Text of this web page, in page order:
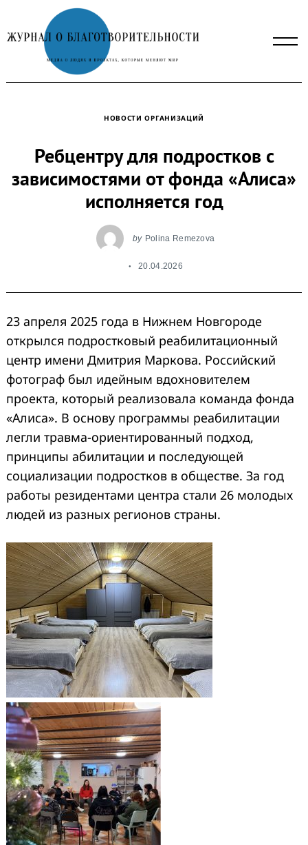
to
content
НОВОСТИ ОРГАНИЗАЦИЙ
Ребцентру для подростков с
зависимостями от фонда «Алиса»
исполняется год
by Polina Remezova
20.04.2026
23 апреля 2025 года в Нижнем Новгороде
открылся подростковый реабилитационный
центр имени Дмитрия Маркова. Российский
фотограф был идейным вдохновителем
проекта, который реализовала команда фонда
«Алиса». В основу программы реабилитации
легли травма-ориентированный подход,
принципы абилитации и последующей
социализации подростков в обществе. За год
работы резидентами центра стали 26 молодых
людей из разных регионов страны.